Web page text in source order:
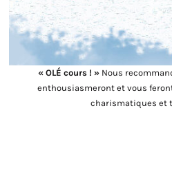
« OLÉ cours ! » Nous
enthousiasmeront et vous
charismatiques et